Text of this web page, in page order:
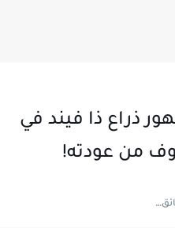
ذراع ذا فيند في
من عودته!